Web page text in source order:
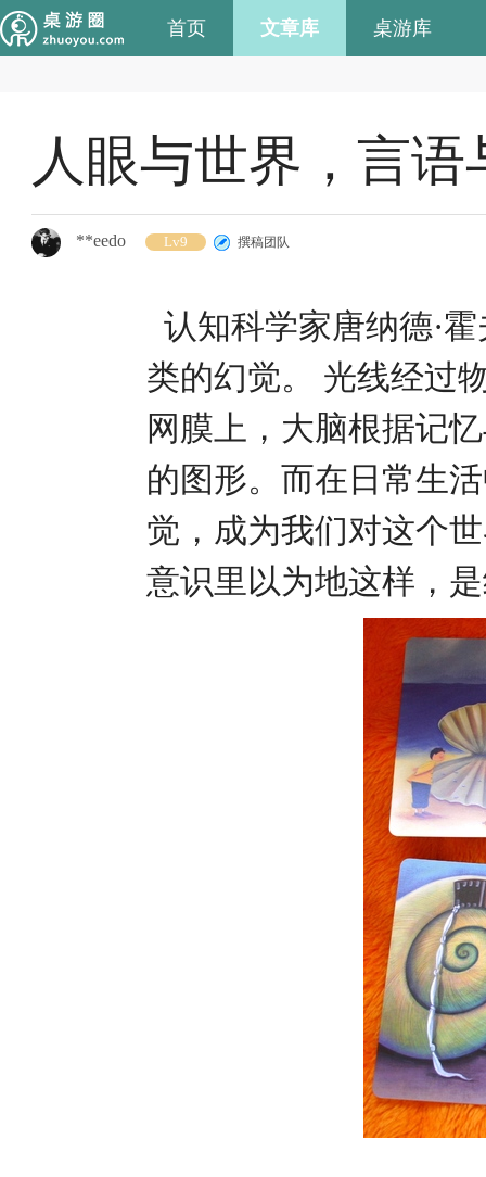
首页 文章库 桌游库
人眼与世界，言
**eedo Lv9 撰稿团队
认知科学家唐纳德·
类的幻觉。 光线经过
网膜上，大脑根据记
的图形。而在日常生
觉，成为我们对这个
意识里以为地这样，